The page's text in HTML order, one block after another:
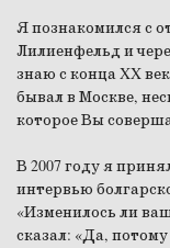
Я познакомился с
Лилиенфельд и
знаю с конца XX
бывал в Москве,
которое Вы
В 2007 году я
интервью
«Изменилось ли
сказал: «Да,